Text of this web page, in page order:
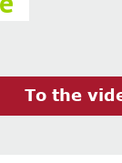
To the